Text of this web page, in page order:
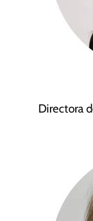
Directora